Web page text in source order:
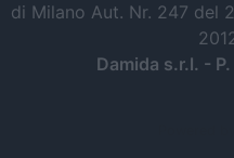
di Milano Aut. Nr. 247 del
Damida s.r.l. -